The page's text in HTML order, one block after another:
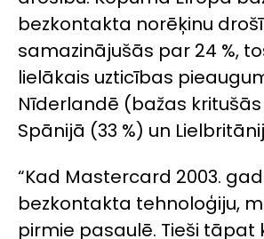
bezkontakta norēķinu
samazinājušās par 24 %,
lielākais uzticības
Nīderlandē (bažas kritušās
Spānijā (33 %) un
“Kad Mastercard 2003.
bezkontakta tehnoloģiju,
pirmie pasaulē. Tieši